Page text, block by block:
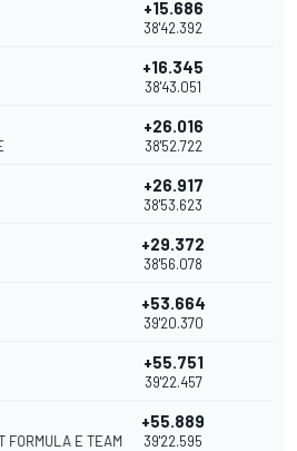
+15.686
38'42.392
+16.345
38'43.051
+26.016
38'52.722
+26.917
38'53.623
+29.372
38'56.078
+53.664
39'20.370
+55.751
39'22.457
FORMULA E TEAM
+55.889
39'22.595